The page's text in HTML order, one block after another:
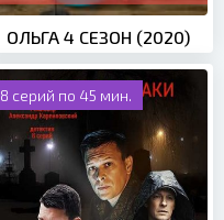
ОЛЬГА 4 СЕЗОН (2020)
8 серий по 45 мин.